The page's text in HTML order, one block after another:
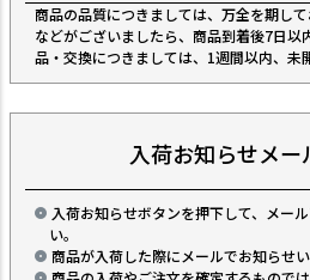
商品の品質につきましては、万全を期し
などがございましたら、商品到着後7日以
品・交換につきましては、1週間以内、未
入荷お知らせメー
入荷お知らせボタンを押下して、メー
い。
商品が入荷した際にメールでお知らせい